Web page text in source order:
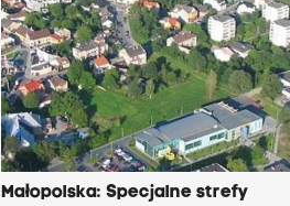
Małopolska: Specjalne strefy